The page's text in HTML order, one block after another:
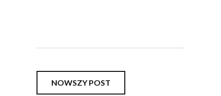
NOWSZY POST